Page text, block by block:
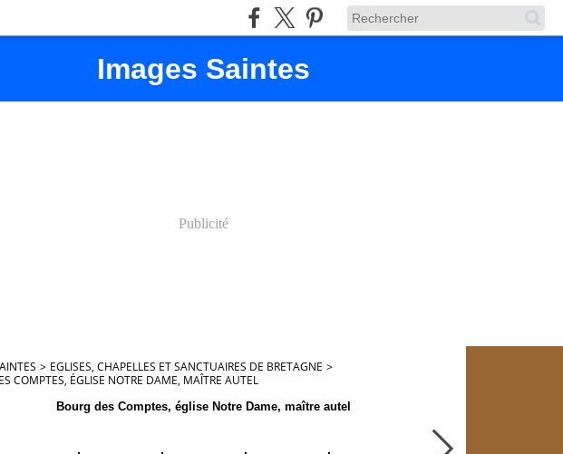
Images Saintes
Publicité
> EGLISES, CHAPELLES ET SANCTUAIRES DE BRETAGNE >
COMPTES, ÉGLISE NOTRE DAME, MAÎTRE AUTEL
Bourg des Comptes, église Notre Dame, maître autel